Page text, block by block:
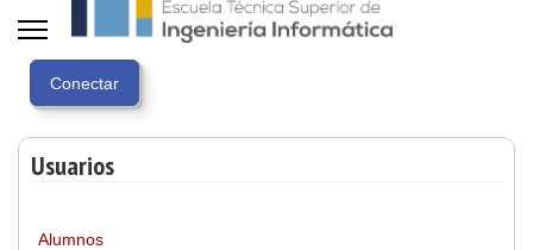
Usuarios
Alumnos